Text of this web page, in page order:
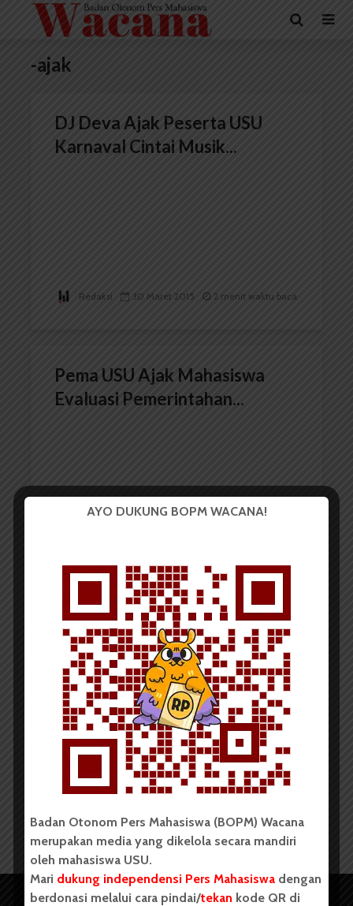
-ajak
DJ Deva Ajak Peserta USU
Karnaval Cintai Musik...
Redaksi 30 Maret 2015 2 menit waktu baca
Pema USU Ajak Mahasiswa
Evaluasi Pemerintahan...
Menpora Ajak USU Jadi
Pelopor Berantas Narkoba
AYO DUKUNG BOPM WACANA!
Badan Otonom Pers Mahasiswa (BOPM) Wacana
merupakan media yang dikelola secara mandiri
oleh mahasiswa USU.
Mari dukung independensi Pers Mahasiswa dengan
berdonasi melalui cara pindai/tekan kode QR di